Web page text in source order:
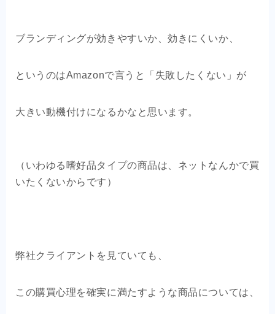
ブランディングが効きやすいか、効きにくいか、
というのはAmazonで言うと「失敗したくない」が
大きい動機付けになるかなと思います。
（いわゆる嗜好品タイプの商品は、ネットなんかで買
いたくないからです）
弊社クライアントを見ていても、
この購買心理を確実に満たすような商品については、